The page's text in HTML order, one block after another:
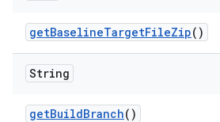
getBaselineTargetFileZip()
String
getBuildBranch()